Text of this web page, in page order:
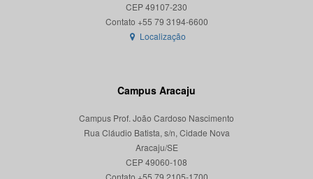
CEP 49107-230
Localização
Campus Aracaju
Campus Prof. João Cardoso Nascimento
Rua Cláudio Batista, s/n, Cidade Nova
Aracaju/SE
CEP 49060-108